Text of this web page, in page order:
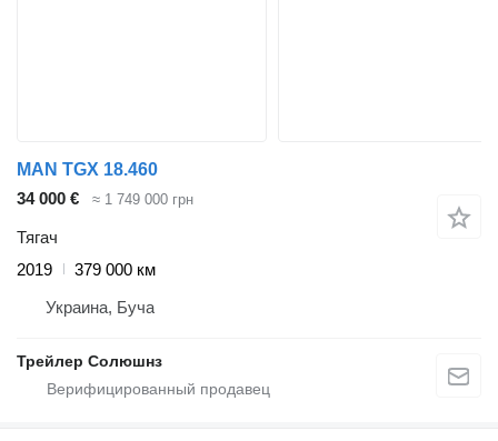
MAN TGX 18.460
34 000 €
≈ 1 749 000 грн
Тягач
2019
379 000 км
Украина, Буча
Трейлер Солюшнз